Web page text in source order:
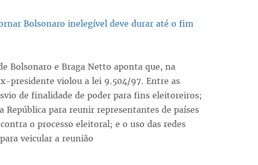
Bolsonaro inelegível deve durar até o fim
Bolsonaro e Braga Netto aponta que, na
presidente violou a lei 9.504/97. Entre as
de finalidade de poder para fins eleitoreiros;
República para reunir representantes de países
o processo eleitoral; e o uso das redes
veicular a reunião